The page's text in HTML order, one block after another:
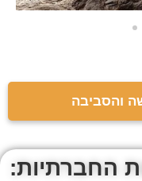
והסביבה
החברתיות: